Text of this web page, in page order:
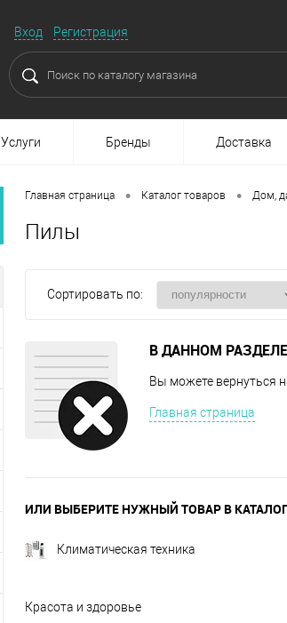
Вход Регистрация
Услуги Бренды Доставка
Главная страница • Каталог товаров • Дом,
Пилы
Сортировать по:
В ДАННОМ
Вы можете вернуться
Главная страница
ИЛИ ВЫБЕРИТЕ НУЖНЫЙ ТОВАР В
Климатическая техника
Красота и здоровье